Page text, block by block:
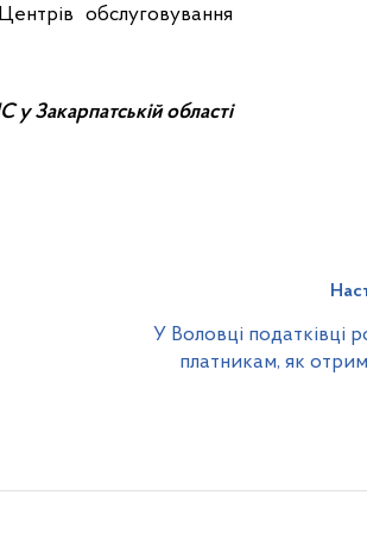
обслуговування
у Закарпатській області
У Воловці податківці
платникам, як